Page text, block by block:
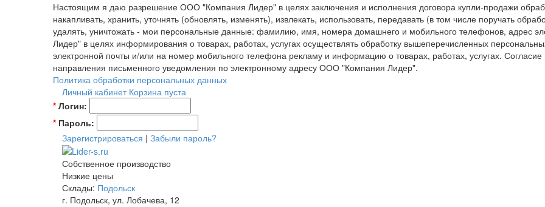
Настоящим я даю разрешение ООО "Компания Лидер" в целях заключения и исполнения договора купли-продажи
накапливать, хранить, уточнять (обновлять, изменять), извлекать, использовать, передавать (в том числе поручать
удалять, уничтожать - мои персональные данные: фамилию, имя, номера домашнего и мобильного телефонов, адрес
Лидер" в целях информирования о товарах, работах, услугах осуществлять обработку вышеперечисленных
электронной почты и/или на номер мобильного телефона рекламу и информацию о товарах, работах, услугах.
направления письменного уведомления по электронному адресу ООО "Компания Лидер".
Политика обработки персональных данных
Личный кабинет Корзина пуста
* Логин:
* Пароль:
Зарегистрироваться | Забыли пароль?
Собственное производство
Низкие цены
Склады: Подольск
г. Подольск, ул. Лобачева, 12